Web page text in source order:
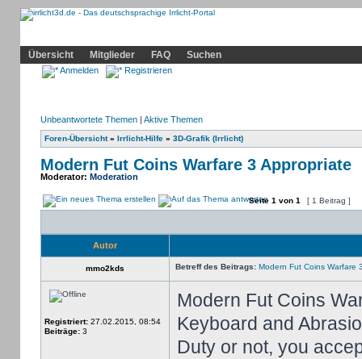
Übersicht
Mitglieder FAQ Suchen
Anmelden Registrieren
Unbeantwortete Themen| Aktive Themen
Foren-Übersicht» Irrlicht-Hilfe» 3D-Grafik (Irrlicht)
Modern Fut Coins Warfare 3 Appropriate
Moderator: Moderation
Seite 1 von 1 [ 1 Beitrag ]
Autor
mmo2kds Betreff des Beitrags: Modern Fut Coins Warfare
Registriert:27.02.2015, 08:54
Beiträge:3
Modern Fut Coins
Keyboard and
Duty or not, you